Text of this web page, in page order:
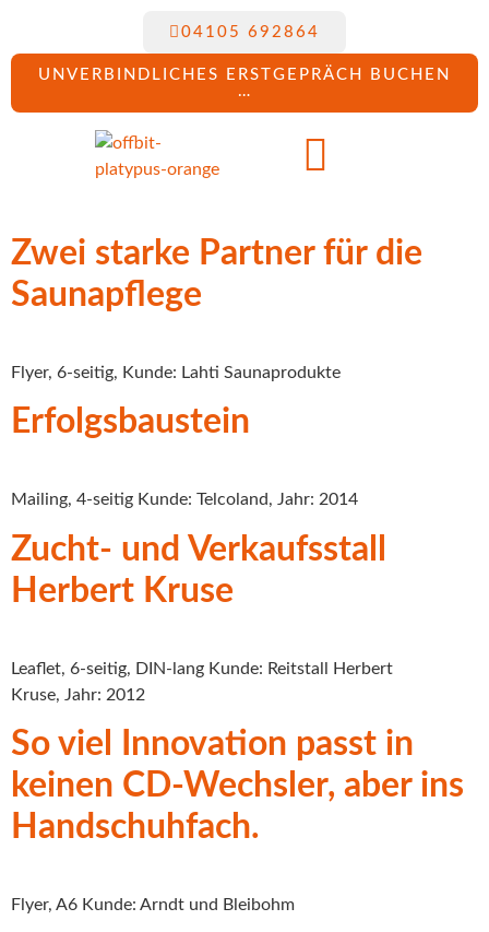
UNVERBINDLICHES ERSTGEPRÄCH BUCHEN
…
04105 692864
Zwei starke Partner für die
Saunapflege
Flyer, 6-seitig, Kunde: Lahti Saunaprodukte
Erfolgsbaustein
Mailing, 4-seitig Kunde: Telcoland, Jahr: 2014
Zucht- und Verkaufsstall
Herbert Kruse
Leaflet, 6-seitig, DIN-lang Kunde: Reitstall Herbert
Kruse, Jahr: 2012
So viel Innovation passt in
keinen CD-Wechsler, aber ins
Handschuhfach.
Flyer, A6 Kunde: Arndt und Bleibohm